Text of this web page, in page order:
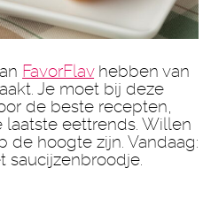
FavorFlavhebben van
Je moet bij deze
de beste recepten,
eettrends. Willen
de hoogte zijn. Vandaag:
saucijzenbroodje.